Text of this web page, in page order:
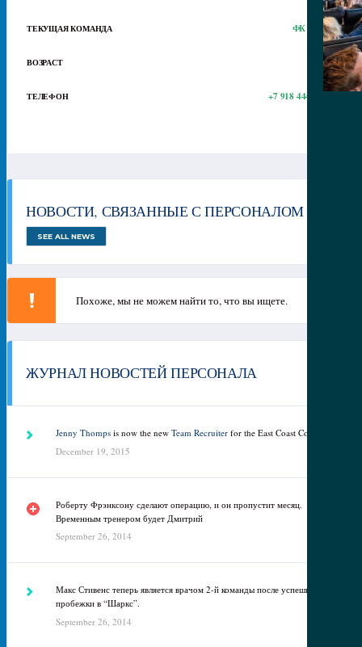
ТЕКУЩАЯ КОМАНДА ФК Олимп
ВОЗРАСТ 2
ТЕЛЕФОН +7 918 444-17-34
НОВОСТИ, СВЯЗАННЫЕ С ПЕРСОНАЛОМ
SEE ALL NEWS
Похоже, мы не можем найти то, что вы ищете.
ЖУРНАЛ НОВОСТЕЙ ПЕРСОНАЛА
Jenny Thomps is now the new Team Recruiter for the East Coast Colleges.
December 19, 2015
Роберту Фрэнксону сделают операцию, и он пропустит месяц.
Временным тренером будет Дмитрий
September 26, 2014
Макс Стивенс теперь является врачом 2-й команды после успешной
пробежки в “Шаркс”.
September 26, 2014